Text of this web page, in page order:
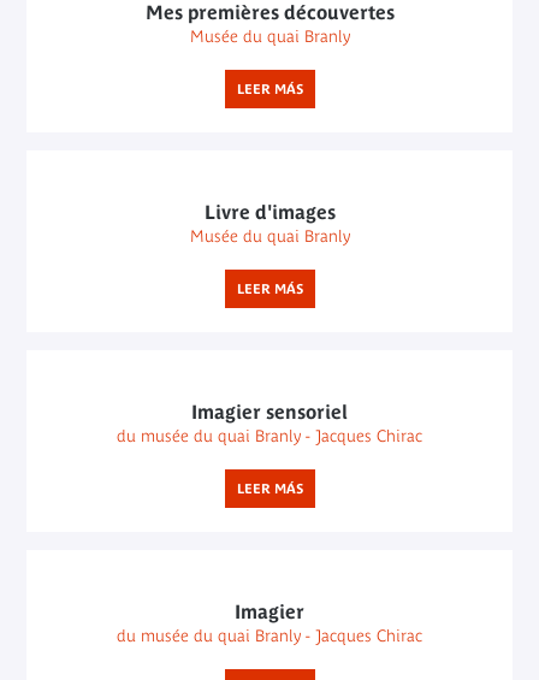
Mes premières découvertes
Musée du quai Branly
LEER MÁS
Livre d'images
Musée du quai Branly
LEER MÁS
Imagier sensoriel
du musée du quai Branly - Jacques Chirac
LEER MÁS
Imagier
du musée du quai Branly - Jacques Chirac